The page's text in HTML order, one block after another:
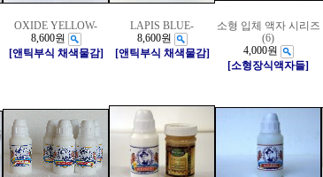
OXIDE YELLOW-
8,600원
[앤틱부식 채색물감]
LAPIS BLUE-
8,600원
[앤틱부식 채색물감]
소형 입체 액자 시리즈
(6)
4,000원
[소형장식액자들]